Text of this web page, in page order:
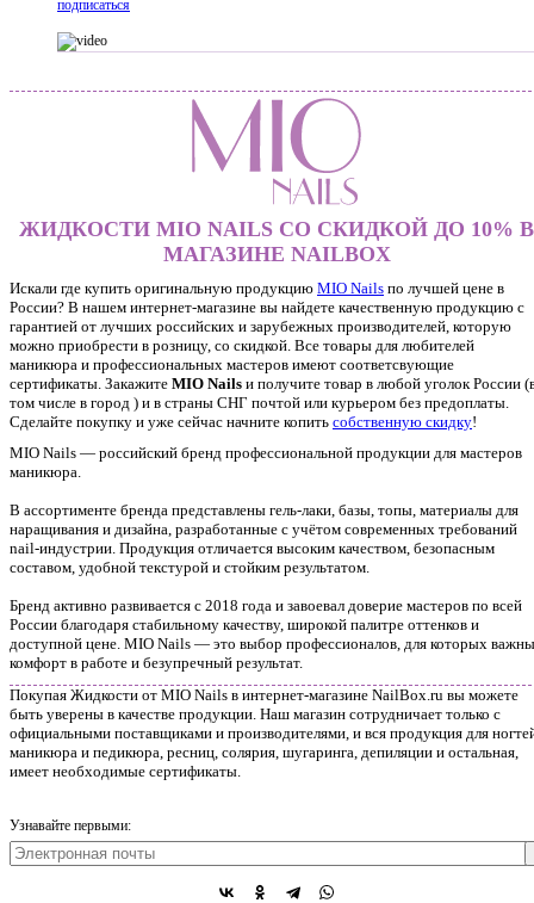
подписаться
ЖИДКОСТИ MIO NAILS СО СКИДКОЙ ДО 10% В
МАГАЗИНЕ NAILBOX
Искали где купить оригинальную продукцию MIO Nails по лучшей цене в
России? В нашем интернет-магазине вы найдете качественную продукцию с
гарантией от лучших российских и зарубежных производителей, которую
можно приобрести в розницу, со скидкой. Все товары для любителей
маникюра и профессиональных мастеров имеют соответсвующие
сертификаты. Закажите MIO Nails и получите товар в любой уголок России
том числе в город ) и в страны СНГ почтой или курьером без предоплаты.
Сделайте покупку и уже сейчас начните копить собственную скидку!
MIO Nails — российский бренд профессиональной продукции для мастеров
маникюра.
В ассортименте бренда представлены гель-лаки, базы, топы, материалы для
наращивания и дизайна, разработанные с учётом современных требований
nail-индустрии. Продукция отличается высоким качеством, безопасным
составом, удобной текстурой и стойким результатом.
Бренд активно развивается с 2018 года и завоевал доверие мастеров по всей
России благодаря стабильному качеству, широкой палитре оттенков и
доступной цене. MIO Nails — это выбор профессионалов, для которых важны
комфорт в работе и безупречный результат.
Покупая Жидкости от MIO Nails в интернет-магазине NailBox.ru вы можете
быть уверены в качестве продукции. Наш магазин сотрудничает только с
официальными поставщиками и производителями, и вся продукция для
маникюра и педикюра, ресниц, солярия, шугаринга, депиляции и остальная,
имеет необходимые сертификаты.
Узнавайте первыми: